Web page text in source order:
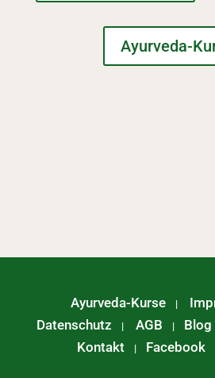
Ayurveda-
Ayurveda-Kurse |
Datenschutz |AGB | Blog
Kontakt| Facebook